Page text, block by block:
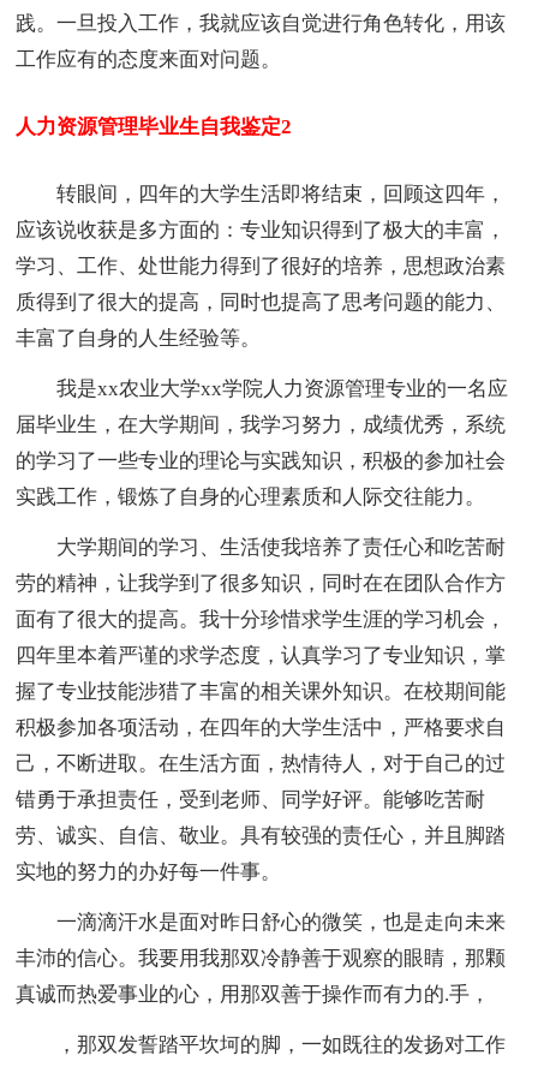
践。一旦投入工作，我就应该自觉进行角色转化，用该
工作应有的态度来面对问题。
人力资源管理毕业生自我鉴定2
转眼间，四年的大学生活即将结束，回顾这四年，
应该说收获是多方面的：专业知识得到了极大的丰富，
学习、工作、处世能力得到了很好的培养，思想政治素
质得到了很大的提高，同时也提高了思考问题的能力、
丰富了自身的人生经验等。
我是xx农业大学xx学院人力资源管理专业的一名应
届毕业生，在大学期间，我学习努力，成绩优秀，系统
的学习了一些专业的理论与实践知识，积极的参加社会
实践工作，锻炼了自身的心理素质和人际交往能力。
大学期间的学习、生活使我培养了责任心和吃苦耐
劳的精神，让我学到了很多知识，同时在在团队合作方
面有了很大的提高。我十分珍惜求学生涯的学习机会，
四年里本着严谨的求学态度，认真学习了专业知识，掌
握了专业技能涉猎了丰富的相关课外知识。在校期间能
积极参加各项活动，在四年的大学生活中，严格要求自
己，不断进取。在生活方面，热情待人，对于自己的过
错勇于承担责任，受到老师、同学好评。能够吃苦耐
劳、诚实、自信、敬业。具有较强的责任心，并且脚踏
实地的努力的办好每一件事。
一滴滴汗水是面对昨日舒心的微笑，也是走向未来
丰沛的信心。我要用我那双冷静善于观察的眼睛，那颗
真诚而热爱事业的心，用那双善于操作而有力的.手，
，那双发誓踏平坎坷的脚，一如既往的发扬对工作